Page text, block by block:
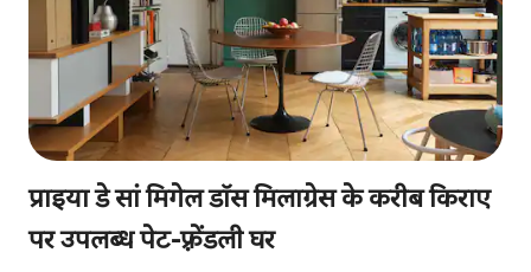
प्राइया डे सां मिगेल डॉस मिलाग्रेस के करीब किराए
पर उपलब्ध पेट-फ़्रेंडली घर